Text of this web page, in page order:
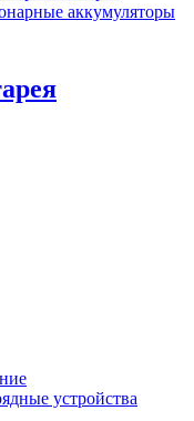
аккумуляторы
устройства